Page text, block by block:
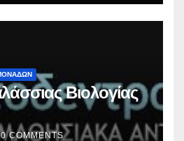
Βιολογίας
0 COMMENTS